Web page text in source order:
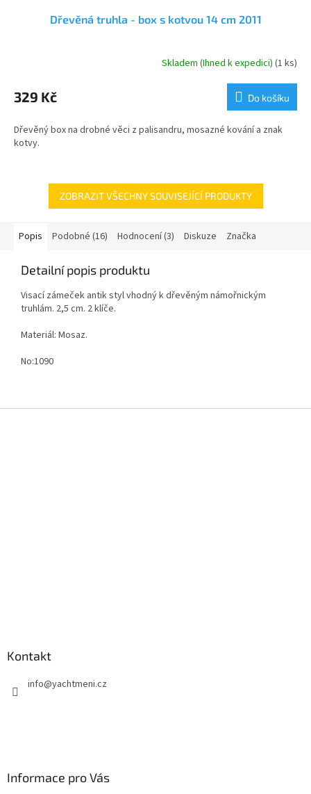
Dřevěná truhla - box s kotvou 14 cm 2011
produktu
je
z
5
Skladem (Ihned k expedici)(1 ks)
329 Kč Do košíku
Dřevěný box na drobné věci z palisandru, mosazné kování a znak
kotvy.
ZOBRAZIT VŠECHNY SOUVISEJÍCÍ PRODUKTY
Popis Podobné (16) Hodnocení (3) Diskuze Značka
Detailní popis produktu
Visací zámeček antik styl vhodný k dřevěným námořnickým
truhlám. 2,5 cm. 2 klíče.
Materiál: Mosaz.
No:1090
Kontakt
info@yachtmeni.cz
Informace pro Vás